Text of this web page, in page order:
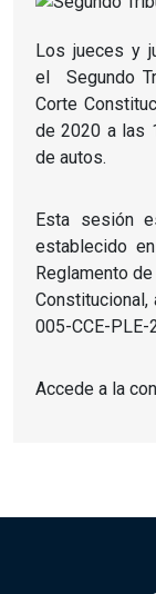
Los jueces y
el Segundo
Corte
de 2020 a las
de autos.
Esta sesión
establecido
Reglamento
005-CCE-
Accede a la